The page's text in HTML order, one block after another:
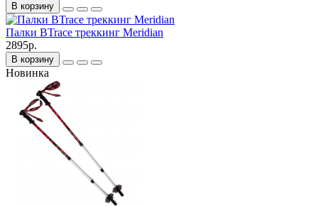
В корзину
Палки BTrace треккинг Meridian
2895р.
В корзину
Новинка